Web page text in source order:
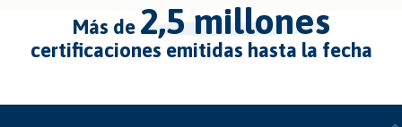
más de 2,5 millones
certificaciones emitidas hasta la fecha